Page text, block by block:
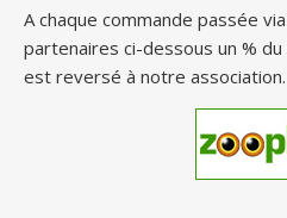
A chaque commande passée
partenaires ci-dessous un %
est reversé à notre association.